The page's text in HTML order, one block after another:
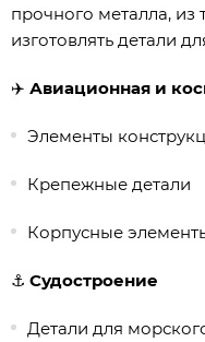
прочного металла, из
изготовлять детали
✈️ Авиационная и
Элементы
Крепежные детали
Корпусные
⚓ Судостроение
Детали для